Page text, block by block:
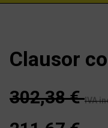
Clausor
302,38€ IVA